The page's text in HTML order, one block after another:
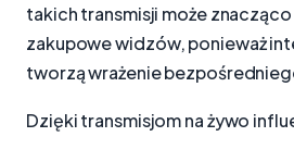
takich transmisji może
zakupowe widzów, ponieważ
tworzą wrażenie
Dzięki transmisjom na żywo